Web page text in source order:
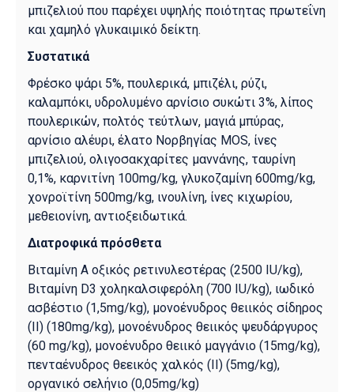
μπιζελιού που παρέχει υψηλής ποιότητας πρωτεΐνη
και χαμηλό γλυκαιμικό δείκτη.
Συστατικά
Φρέσκο ψάρι 5%, πουλερικά, μπιζέλι, ρύζι,
καλαμπόκι, υδρολυμένο αρνίσιο συκώτι 3%, λίπος
πουλερικών, πολτός τεύτλων, μαγιά μπύρας,
αρνίσιο αλέυρι, έλατο Νορβηγίας MOS, ίνες
μπιζελιού, ολιγοσακχαρίτες μαννάνης, ταυρίνη
0,1%, καρνιτίνη 100mg/kg, γλυκοζαμίνη 600mg/kg,
χονροϊτίνη 500mg/kg, ινουλίνη, ίνες κιχωρίου,
μεθειονίνη, αντιοξειδωτικά.
Διατροφικά πρόσθετα
Βιταμίνη Α οξικός ρετινυλεστέρας (2500 IU/kg),
Βιταμίνη D3 χοληκαλσιφερόλη (700 IU/kg), ιωδικό
ασβέστιο (1,5mg/kg), μονοένυδρος θειικός σίδηρος
(ΙΙ) (180mg/kg), μονοένυδρος θειικός ψευδάργυρος
(60 mg/kg), μονοένυδρο θειικό μαγγάνιο (15mg/kg),
πενταένυδρος θεεικός χαλκός (ΙΙ) (5mg/kg),
οργανικό σελήνιο (0,05mg/kg)